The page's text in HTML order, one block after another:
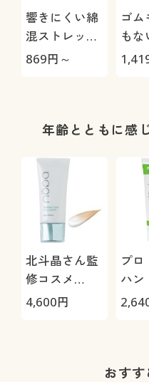
響きにくい綿
混ストレッチ
レーシィショ
チ・はきこみ
869円～
ゴム
もな
みに
年齢とともに感
北斗晶さん監
修コスメ
nopa(ノパ)
4,600円
プロ
ハン
ム(2
おす